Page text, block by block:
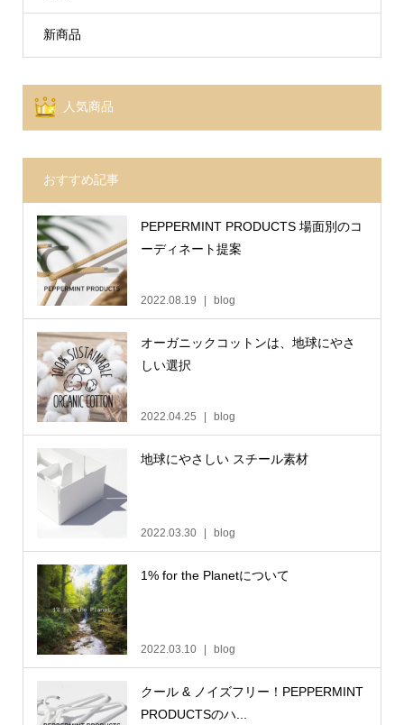
新商品
人気商品
おすすめ記事
PEPPERMINT PRODUCTS 場面別のコ
ーディネート提案
2022.08.19 blog
オーガニックコットンは、地球にやさ
しい選択
2022.04.25 blog
地球にやさしい スチール素材
2022.03.30 blog
1% for the Planetについて
2022.03.10 blog
クール & ノイズフリー！PEPPERMINT
PRODUCTSのハ...